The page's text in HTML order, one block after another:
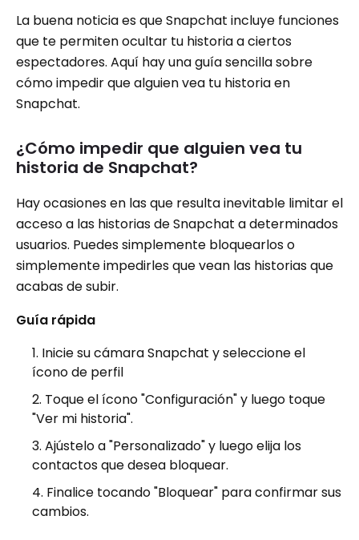
La buena noticia es que Snapchat incluye funciones
que te permiten ocultar tu historia a ciertos
espectadores. Aquí hay una guía sencilla sobre
cómo impedir que alguien vea tu historia en
Snapchat.
¿Cómo impedir que alguien vea tu
historia de Snapchat?
Hay ocasiones en las que resulta inevitable limitar el
acceso a las historias de Snapchat a determinados
usuarios. Puedes simplemente bloquearlos o
simplemente impedirles que vean las historias que
acabas de subir.
Guía rápida
Inicie su cámara Snapchat y seleccione el
ícono de perfil
Toque el ícono "Configuración" y luego toque
"Ver mi historia".
Ajústelo a "Personalizado" y luego elija los
contactos que desea bloquear.
Finalice tocando "Bloquear" para confirmar sus
cambios.